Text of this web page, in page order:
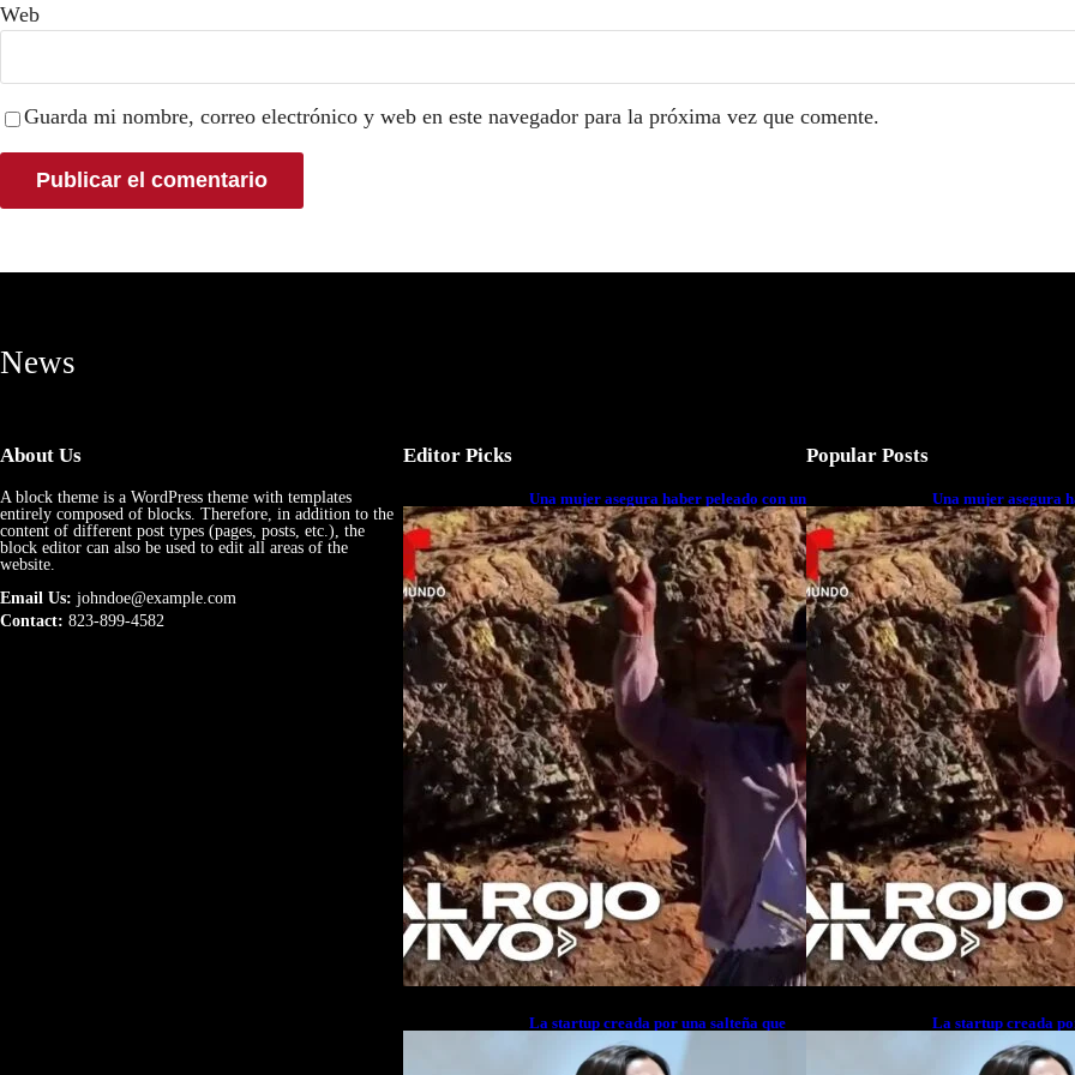
Web
Guarda mi nombre, correo electrónico y web en este navegador para la próxima vez que comente.
News
About Us
A block theme is a WordPress theme with templates
entirely composed of blocks. Therefore, in addition to the
content of different post types (pages, posts, etc.), the
block editor can also be used to edit all areas of the
website.
Email Us: johndoe@example.com
Contact: 823-899-4582
Editor Picks
Una mujer asegura haber peleado con un
extraterrestre cuerpo a cuerpo
La startup creada por una salteña que
busca resolver el estrés financiero en
Latinoamérica
Popular Posts
Una mujer asegura
extraterrestre
La startup creada
busca resolver el
Latinoamérica